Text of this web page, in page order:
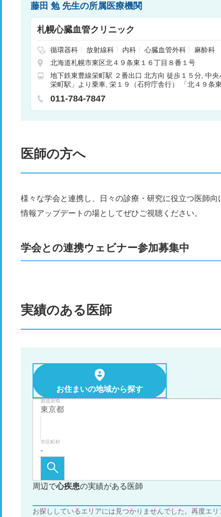
藤田 勉 先生の所属医療機関
札幌心臓血管クリニック
循環器科 放射線科 内科 心臓血管外科
麻酔科
北海道札幌市東区北４９条東１６丁目８番１号
地下鉄東豊線栄町駅 ２番出口 北方向 徒歩１５分 中央
栄町駅」より乗車 栄１９（石狩庁舎行） 「北４９条
011-784-7847
医師の方へ
様々な学会と連携し、日々の診療・研究に役立つ医師
情報アップデートの場としてぜひご視聴ください。
学会との連携ウェビナー参加募集中
実績のある医師
お住まいの地域から探す
都道府県
市区町村
周辺で心疾患の実績がある医師
お探ししているエリアには見つかりませんでした。再度エ